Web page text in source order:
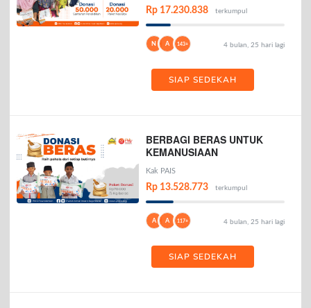
Rp 17.230.838 terkumpul
N A 143+ 4 bulan, 25 hari lagi
SIAP SEDEKAH
BERBAGI BERAS UNTUK
KEMANUSIAAN
Kak PAIS
Rp 13.528.773 terkumpul
A A 117+ 4 bulan, 25 hari lagi
SIAP SEDEKAH